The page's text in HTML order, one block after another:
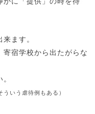
ます。
寄宿学校から出たがらな
ういう虐待例もある）